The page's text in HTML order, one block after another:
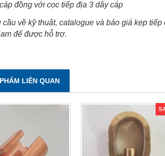
đồng với cọc tiếp địa 3 dây cáp
cầu về kỹ thuật, catalogue và báo giá kẹp tiếp
để được hỗ trợ.
LIÊN QUAN